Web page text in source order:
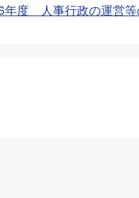
年度 人事行政の運営等